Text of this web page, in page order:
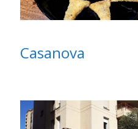
Casanova